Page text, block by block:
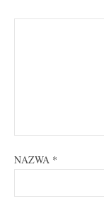
NAZWA *